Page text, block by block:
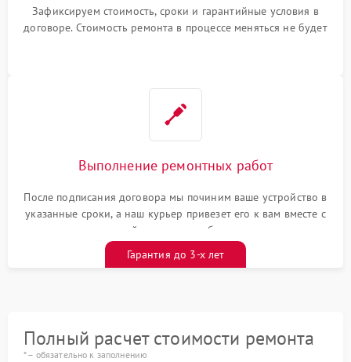
Зафиксируем стоимость, сроки и гарантийные условия в
договоре. Стоимость ремонта в процессе меняться не будет
Выполнение ремонтных работ
После подписания договора мы починим ваше устройство в
указанные сроки, а наш курьер привезет его к вам вместе с
гарантийным талоном бесплатно
Гарантия до 3-х лет
Полный расчет стоимости ремонта
* – обязательно к заполнению